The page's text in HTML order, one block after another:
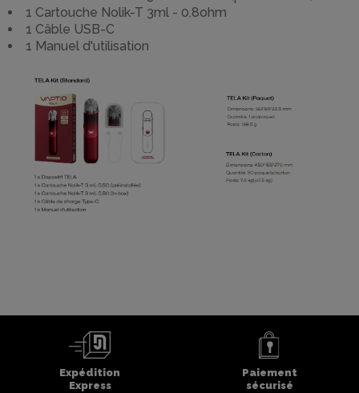
1 Cartouche Nolik-T 3ml - 0.8ohm
1 Câble USB-C
1 Manuel d'utilisation
Expédition
Express
Paiement
sécurisé